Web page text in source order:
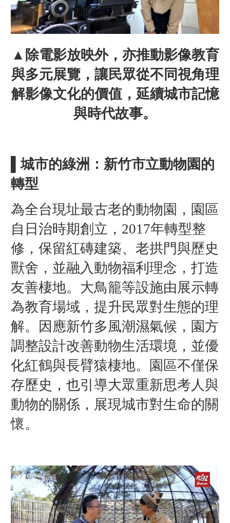
▲除電影放映外，亦推動影像教育
與多元展覽，讓民眾從不同視角理
解影像文化的價值，延續城市記憶
與時代故事。
▌城市的綠洲：新竹市立動物園的
轉型
為全台現址最古老的動物園，園區
自日治時期創立，2017年轉型整
修，保留紅磚建築、老拱門與歷史
獸舍，並融入動物福利理念，打造
友善棲地。大鳥籠等設施由展示轉
為教育場域，提升民眾對生態的理
解。因應新竹多風潮濕氣候，園方
調整設計改善動物生活環境，並優
化紅鶴與長臂猿棲地。園區不僅保
存歷史，也引導大眾重新思考人與
動物的關係，展現城市對生命的關
懷。